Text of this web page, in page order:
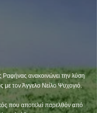
Ραφήνας ανακοινώνει την λύση
με τον Άγγελο Νείλο Ψυχογιό.
που αποτελεί παρελθόν από